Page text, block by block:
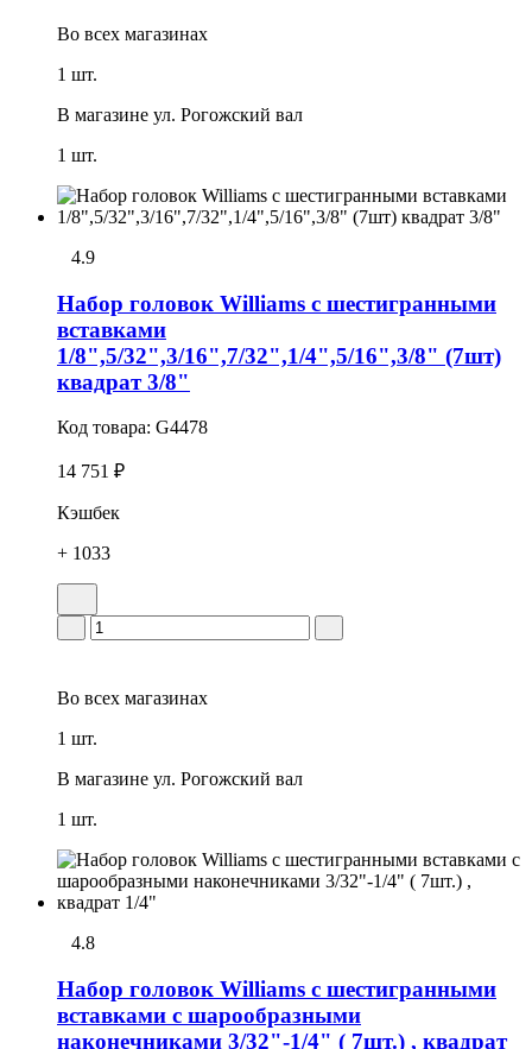
Во всех магазинах
1 шт.
В магазине ул. Рогожский вал
1 шт.
4.9
Набор головок Williams с шестигранными
вставками
1/8",5/32",3/16",7/32",1/4",5/16",3/8" (7шт)
квадрат 3/8"
Код товара: G4478
14 751 ₽
Кэшбек
+ 1033
Во всех магазинах
1 шт.
В магазине ул. Рогожский вал
1 шт.
4.8
Набор головок Williams с шестигранными
вставками с шарообразными
наконечниками 3/32"-1/4" ( 7шт.) , квадрат